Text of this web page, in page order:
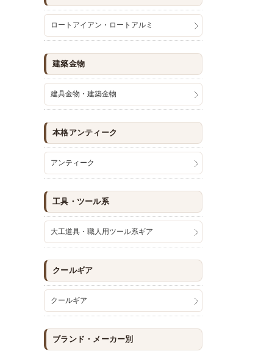
ロートアイアン・ロートアルミ
建築金物
建具金物・建築金物
本格アンティーク
アンティーク
工具・ツール系
大工道具・職人用ツール系ギア
クールギア
クールギア
ブランド・メーカー別